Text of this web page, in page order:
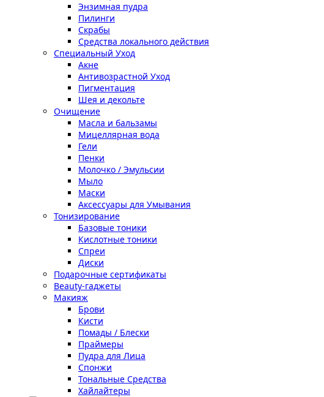
Энзимная пудра
Пилинги
Скрабы
Средства локального действия
Специальный Уход
Акне
Антивозрастной Уход
Пигментация
Шея и декольте
Очищение
Масла и бальзамы
Мицеллярная вода
Гели
Пенки
Молочко / Эмульсии
Мыло
Маски
Аксессуары для Умывания
Тонизирование
Базовые тоники
Кислотные тоники
Спреи
Диски
Подарочные сертификаты
Beauty-гаджеты
Макияж
Брови
Кисти
Помады / Блески
Праймеры
Пудра для Лица
Спонжи
Тональные Средства
Хайлайтеры